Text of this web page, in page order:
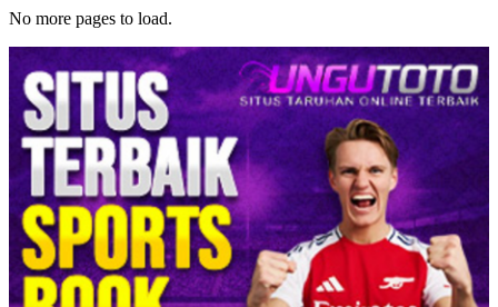
No more pages to load.